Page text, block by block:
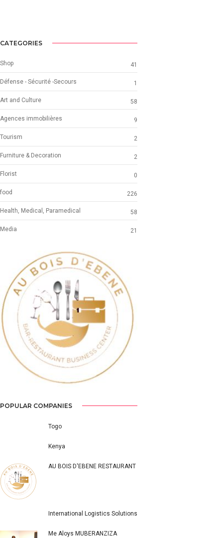
CATEGORIES
Shop 41
Défense - Sécurité -Secours 1
Art and Culture 58
Agences immobilières 9
Tourism 2
Furniture & Decoration 2
Florist 0
food 226
Health, Medical, Paramedical 58
Media 21
Previous Next
POPULAR COMPANIES
Togo
Kenya
AU BOIS D'EBENE RESTAURANT
International Logistics Solutions
Me Aloys MUBERANZIZA